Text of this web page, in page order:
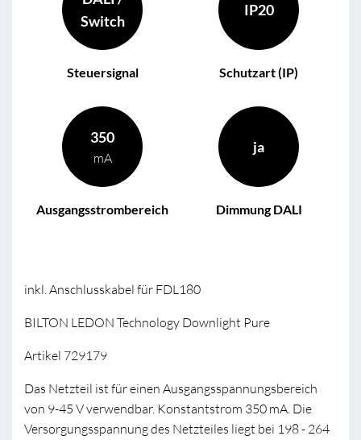
Switch
Steuersignal
IP20
Schutzart (IP)
350
mA
Ausgangsstrombereich
ja
Dimmung DALI
inkl. Anschlusskabel für FDL180
BILTON LEDON Technology Downlight Pure
Artikel 729179
Das Netzteil ist für einen Ausgangsspannungsbereich
von 9-45 V verwendbar. Konstantstrom 350 mA. Die
Versorgungsspannung des Netzteiles liegt bei 198 - 264